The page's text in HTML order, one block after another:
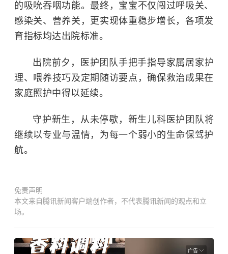
的吸吮吞咽功能。最终，宝宝不仅闯过呼吸关、
感染关、营养关，更实现体重稳步增长，各项发
育指标均达出院标准。
出院前夕，医护团队手把手指导家属居家护
理、喂养技巧及定期随访要点，确保救治成果在
家庭照护中得以延续。
守护新生，从未停歇，新生儿科医护团队将
继续以专业与温情，为每一个弱小的生命保驾护
航。
免责声明
本文来自腾讯新闻客户端创作者，不代表腾讯新闻的观点和立
场。
广告